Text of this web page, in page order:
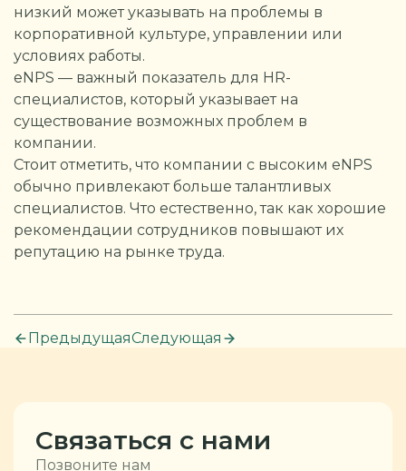
низкий может указывать на проблемы в
корпоративной культуре, управлении или
условиях работы.
eNPS — важный показатель для HR-
специалистов, который указывает на
существование возможных проблем в
компании.
Стоит отметить, что компании с высоким eNPS
обычно привлекают больше талантливых
специалистов. Что естественно, так как хорошие
рекомендации сотрудников повышают их
репутацию на рынке труда.
ПредыдущаяСледующая
Связаться с нами
Позвоните нам